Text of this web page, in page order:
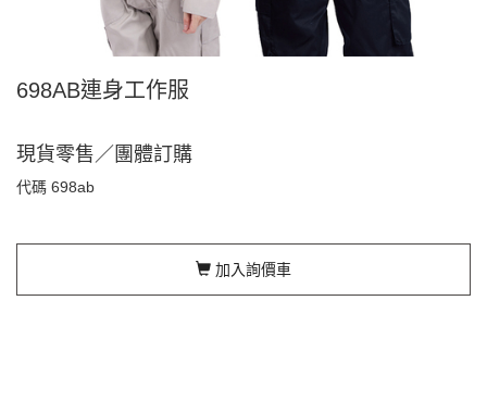
698AB連身工作服
現貨零售／團體訂購
代碼 698ab
加入詢價車